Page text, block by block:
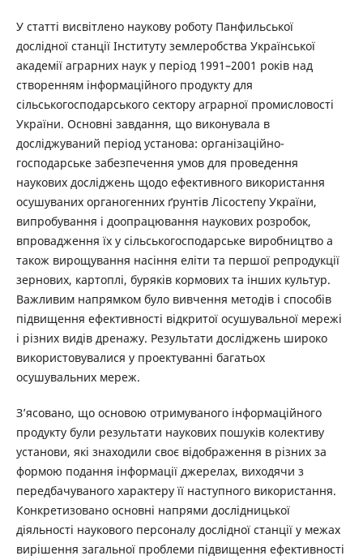
У статті висвітлено наукову роботу Панфильської
дослідної станції Інституту землеробства Української
академії аграрних наук у період 1991–2001 років над
створенням інформаційного продукту для
сільськогосподарського сектору аграрної промисловості
України. Основні завдання, що виконувала в
досліджуваний період установа: організаційно-
господарське забезпечення умов для проведення
наукових досліджень щодо ефективного використання
осушуваних органогенних ґрунтів Лісостепу України,
випробування і доопрацювання наукових розробок,
впровадження їх у сільськогосподарське виробництво а
також вирощування насіння еліти та першої репродукції
зернових, картоплі, буряків кормових та інших культур.
Важливим напрямком було вивчення методів і способів
підвищення ефективності відкритої осушувальної мережі
і різних видів дренажу. Результати досліджень широко
використовувалися у проектуванні багатьох
осушувальних мереж.
З’ясовано, що основою отримуваного інформаційного
продукту були результати наукових пошуків колективу
установи, які знаходили своє відображення в різних за
формою подання інформації джерелах, виходячи з
передбачуваного характеру її наступного використання.
Конкретизовано основні напрями дослідницької
діяльності наукового персоналу дослідної станції у межах
вирішення загальної проблеми підвищення ефективності